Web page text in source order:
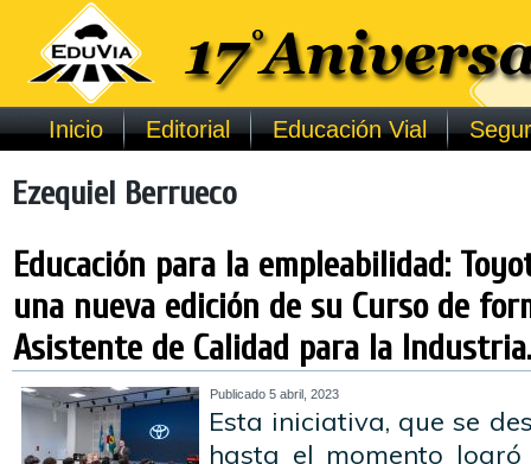
Inicio Editorial Educación Vial
Ezequiel Berrueco
Educación para la empleabilidad:
una nueva edición de su Curso de
Asistente de Calidad para la Industria.
Publicado 5 abril, 2023
Esta iniciativa, que se
hasta el momento